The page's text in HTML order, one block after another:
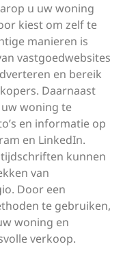
u uw woning
kiest om zelf te
manieren is
vastgoedwebsites
en bereik
Daarnaast
woning te
en informatie op
en LinkedIn.
kunnen
van
Door een
te gebruiken,
woning en
verkoop.